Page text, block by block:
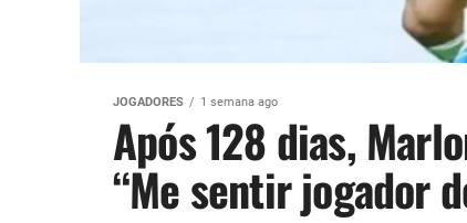
JOGADORES 1 semana ago
Após 128 dias,
“Me sentir jogador